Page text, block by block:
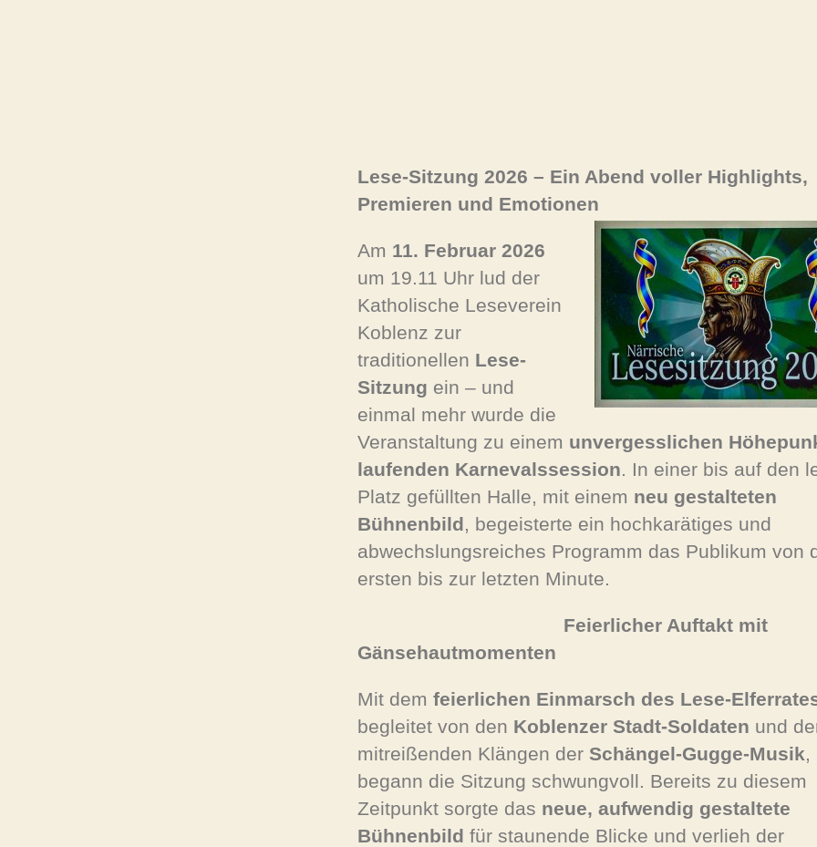
Lese-Sitzung 2026 – Ein Abend voller Highlights,
Premieren und Emotionen
Am 11. Februar 2026
um 19.11 Uhr lud der
Katholische Leseverein
Koblenz zur
traditionellen Lese-
Sitzung ein – und
einmal mehr wurde die
Veranstaltung zu einem unvergesslichen
laufenden Karnevalssession . In einer bis auf den
Platz gefüllten Halle, mit einem neu gestalteten
Bühnenbild , begeisterte ein hochkarätiges und
abwechslungsreiches Programm das Publikum von
ersten bis zur letzten Minute.
Feierlicher Auftakt mit
Gänsehautmomenten
Mit dem feierlichen Einmarsch des Lese-
begleitet von den Koblenzer Stadt-Soldaten und
mitreißenden Klängen der Schängel-Gugge-Musik
begann die Sitzung schwungvoll. Bereits zu diesem
Zeitpunkt sorgte das neue, aufwendig gestaltete
Bühnenbild für staunende Blicke und verlieh der